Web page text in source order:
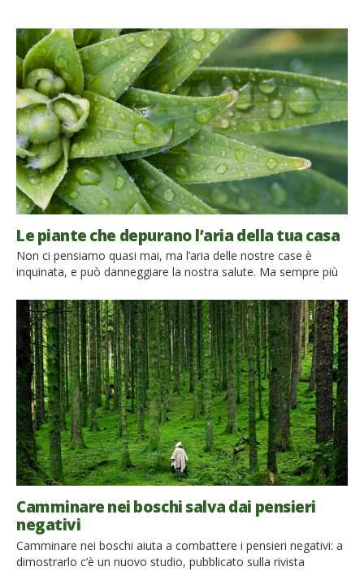
Le piante che depurano l’aria della tua casa
Non ci pensiamo quasi mai, ma l’aria delle nostre case è
inquinata, e può danneggiare la nostra salute. Ma sempre più
l’inquinamento domestico, neutralizzando le dannose sostanze
organiche volatili (VOC) presenti in tantissimi prodotti che
usiamo nelle nostre case. Li troviamo nei prodotti per la
pulizia, nelle vernici, […]
Camminare nei boschi salva dai pensieri
negativi
Camminare nei boschi aiuta a combattere i pensieri negativi: a
dimostrarlo c’è un nuovo studio, pubblicato sulla rivista